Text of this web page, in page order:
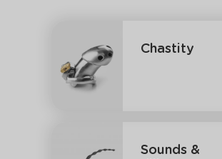
Chastity
Sounds &